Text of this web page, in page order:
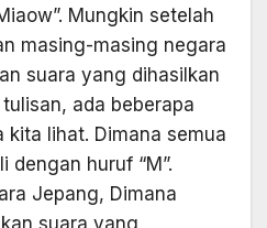
Mungkin setelah
masing-masing negara
suara yang dihasilkan
ada beberapa
kita lihat. Dimana semua
dengan huruf “M”.
Jepang, Dimana
suara yang